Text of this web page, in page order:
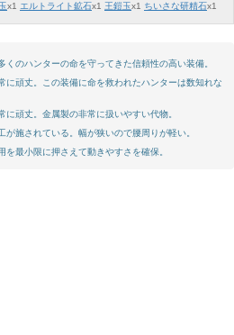
x1 エルトライト鉱石x1 王鎧玉x1 ちいさな研精石x1
くのハンターの命を守ってきた信頼性の高い装備。
に頑丈。この装備に命を救われたハンターは数知れな
頑丈。金属製の非常に扱いやすい代物。
が施されている。幅が狭いので腰周りが軽い。
最小限に押さえて動きやすさを確保。